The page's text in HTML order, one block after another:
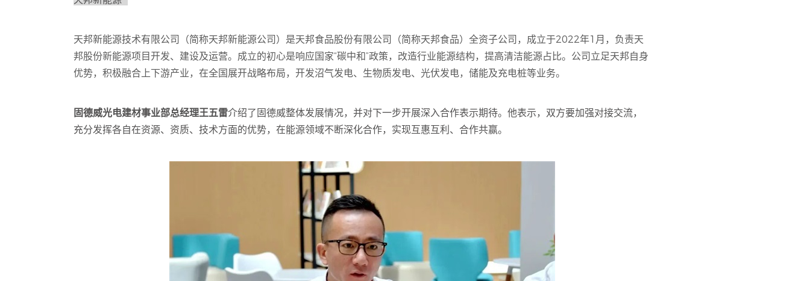
天邦新能源技术有限公司（简称天邦新能源公司）是天邦食品股份有限公司（简称天邦食品）全资子公司，成立于2022年1月，负责天
邦股份新能源项目开发、建设及运营。成立的初心是响应国家“碳中和”政策，改造行业能源结构，提高清洁能源占比。公司立足天邦自身
优势，积极融合上下游产业，在全国展开战略布局，开发沼气发电、生物质发电、光伏发电，储能及充电桩等业务。
固德威光电建材事业部总经理王五雷介绍了固德威整体发展情况，并对下一步开展深入合作表示期待。他表示，双方要加强对接交流，
充分发挥各自在资源、资质、技术方面的优势，在能源领域不断深化合作，实现互惠互利、合作共赢。